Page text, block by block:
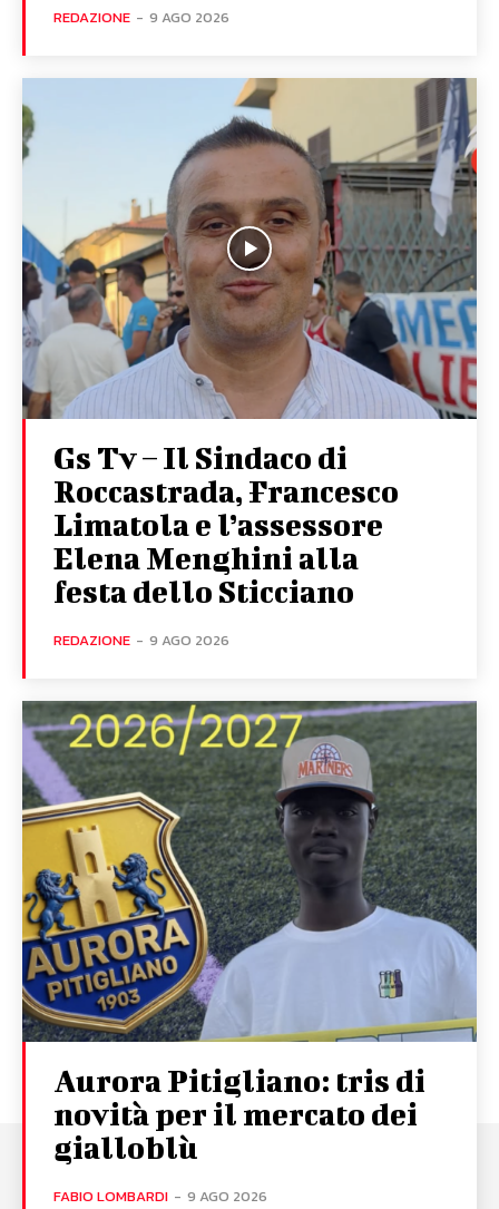
REDAZIONE - 9 AGO 2026
Gs Tv – Il Sindaco di
Roccastrada, Francesco
Limatola e l’assessore
Elena Menghini alla
festa dello Sticciano
REDAZIONE - 9 AGO 2026
Aurora Pitigliano: tris di
novità per il mercato dei
gialloblù
FABIO LOMBARDI - 9 AGO 2026